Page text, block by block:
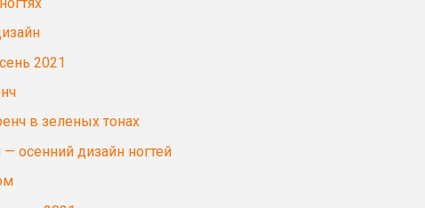
2021
в зеленых тонах
осенний дизайн ногтей